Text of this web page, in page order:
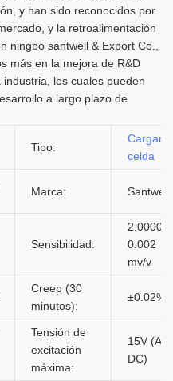
y han sido reconocidos por
y la retroalimentación
ningbo santwell & Export Co.,
más en la mejora de R&D
los cuales pueden
a largo plazo de
Tipo:
Cargar
celda
Marca: Santwell
Sensibilidad:
2.0000 ±
0.002
mv/v
Creep (30
minutos):
Tensión de
excitación
máxima:
15V (AC
DC)